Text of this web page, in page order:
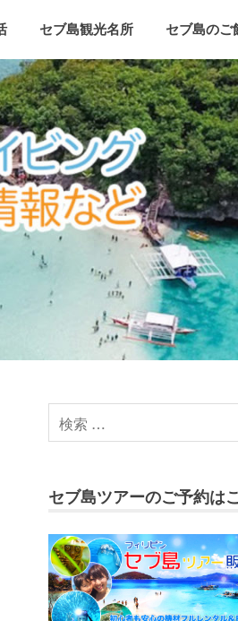
セブ島観光名所 セブ島のご
セブ島ツアーのご予約は